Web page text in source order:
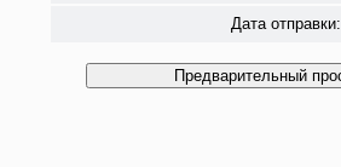
Дата отправки: